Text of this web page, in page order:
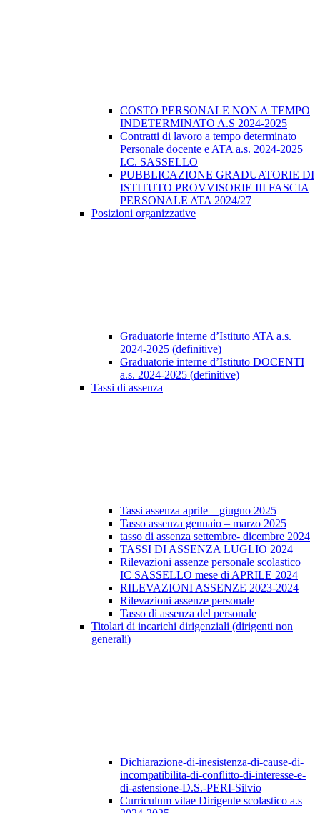
COSTO PERSONALE NON A TEMPO
INDETERMINATO A.S 2024-2025
Contratti di lavoro a tempo determinato
Personale docente e ATA a.s. 2024-2025
I.C. SASSELLO
PUBBLICAZIONE GRADUATORIE DI
ISTITUTO PROVVISORIE III FASCIA
PERSONALE ATA 2024/27
Posizioni organizzative
Graduatorie interne d’Istituto ATA a.s.
2024-2025 (definitive)
Graduatorie interne d’Istituto DOCENTI
a.s. 2024-2025 (definitive)
Tassi di assenza
Tassi assenza aprile – giugno 2025
Tasso assenza gennaio – marzo 2025
tasso di assenza settembre- dicembre 2024
TASSI DI ASSENZA LUGLIO 2024
Rilevazioni assenze personale scolastico
IC SASSELLO mese di APRILE 2024
RILEVAZIONI ASSENZE 2023-2024
Rilevazioni assenze personale
Tasso di assenza del personale
Titolari di incarichi dirigenziali (dirigenti non
generali)
Dichiarazione-di-inesistenza-di-cause-di-
incompatibilita-di-conflitto-di-interesse-e-
di-astensione-D.S.-PERI-Silvio
Curriculum vitae Dirigente scolastico a.s